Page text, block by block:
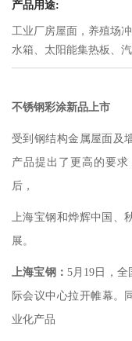
的进展。
上海宝钢：5月19日，全
际会议中心拉开帷幕。
最新彩涂板研发成果不
产品用途:
工业厂房屋面，养殖场
水箱、太阳能集热板、
不锈钢彩涂新品上市
受到钢结构金属屋面及
产品提出了更高的要
后，
上海宝钢和烨辉中国
展。
上海宝钢： 5月 19 日
，
际会议中心拉开帷幕。
业化产品